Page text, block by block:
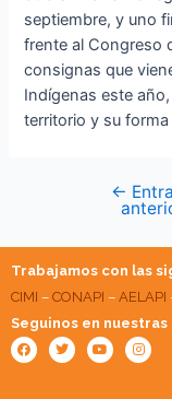
septiembre, y uno
frente al Congreso
consignas que
Indígenas este
territorio y su forma
←
Trabajamos con las
CIMI – CONAPI – AELAPI
Seguinos en nuestras
FacebookTwitterYoutube